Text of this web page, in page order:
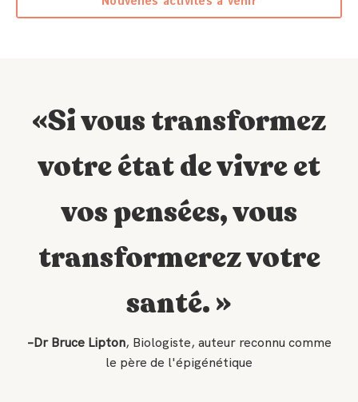
«Si vous transformez
votre état de vivre et
vos pensées, vous
transformerez votre
santé. »
–Dr Bruce Lipton, Biologiste, auteur reconnu comme
le père de l'épigénétique